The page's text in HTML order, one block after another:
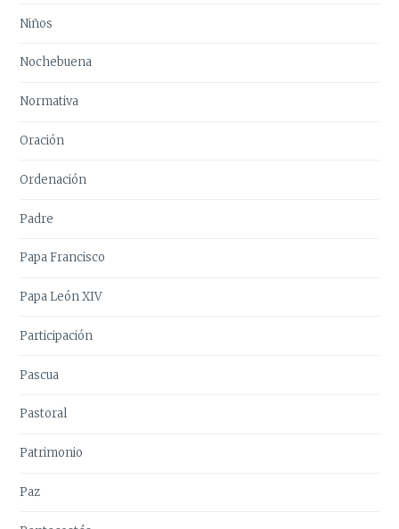
Niños
Nochebuena
Normativa
Oración
Ordenación
Padre
Papa Francisco
Papa León XIV
Participación
Pascua
Pastoral
Patrimonio
Paz